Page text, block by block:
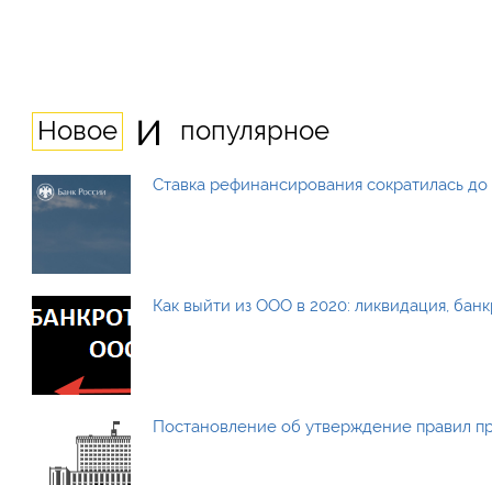
Новое и популярное
Ставка рефинансирования сократилась
Как выйти из ООО в 2020: ликвидация,
Постановление об утверждение правил